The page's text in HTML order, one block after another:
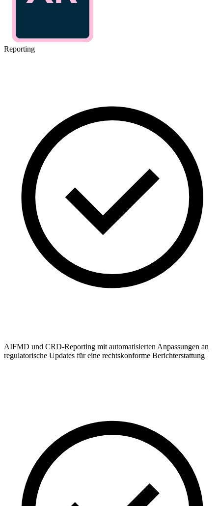
Reporting
AIFMD und CRD-Reporting mit automatisierten Anpassungen an
regulatorische Updates für eine rechtskonforme Berichterstattung